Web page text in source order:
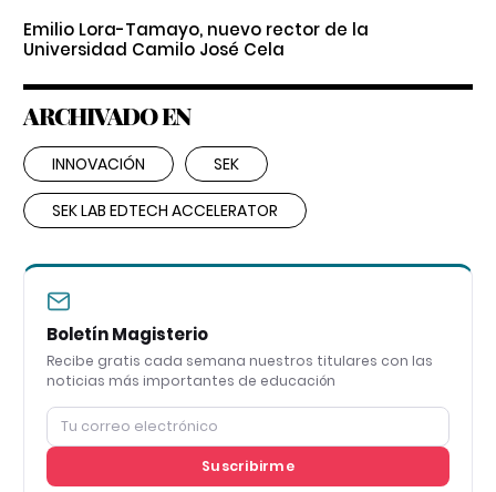
Emilio Lora-Tamayo, nuevo rector de la
Universidad Camilo José Cela
ARCHIVADO EN
INNOVACIÓN SEK
SEK LAB EDTECH ACCELERATOR
Boletín Magisterio
Recibe gratis cada semana nuestros titulares con las
noticias más importantes de educación
Suscribirme